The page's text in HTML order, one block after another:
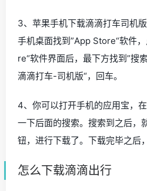
3、苹果手机下载滴滴打车司机
手机桌面找到”App Store“软件
re“软件界面后，最下方找到”搜
滴滴打车-司机版“，回车。
4、你可以打开手机的应用宝，
一下后面的搜索。搜索到之后，
钮，进行下载了。下载完毕之后
怎么下载滴滴出行